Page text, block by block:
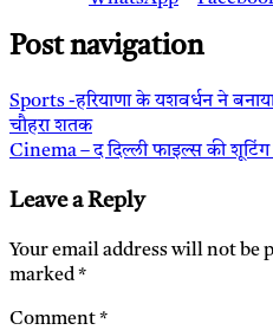
Post navigation
Sports -हरियाणा के यशवर्धन ने
चौहरा शतक
Cinema – द दिल्ली फाइल्स की
Leave a Reply
Your email address will not be
marked*
Comment*